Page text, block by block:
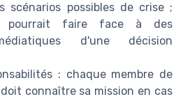
scénarios possibles de crise ;
pourrait faire face à des
d'une décision
: chaque membre de
connaître sa mission en cas